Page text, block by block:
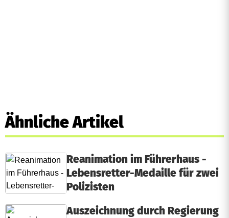
Ähnliche Artikel
Reanimation im Führerhaus -
Lebensretter-Medaille für zwei
Polizisten
Auszeichnung durch Regierung